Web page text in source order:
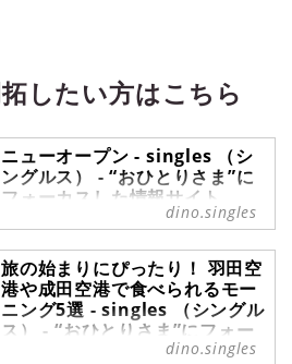
したい方はこちら
ニューオープン - singles （シ
ングルス） - “おひとりさま”に
フォーカスした情報サイト
ニューオープン の記事一覧 -
『singles』は、“おひとりさま“に焦
点を当てた情報サイトです。パート
ナーの有無に関わらず、自分らしい
生活を謳歌する彼・彼女たちのライ
フスタイルを紹介します。
dino.singles
旅の始まりにぴったり！ 羽田空
港や成田空港で食べられるモー
ニング5選 - singles （シングル
ス） - “おひとりさま”にフォー
カスした情報サイトdino.singles